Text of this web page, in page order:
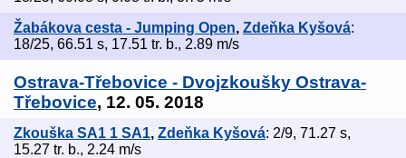
Žabákova cesta - Jumping Open, Zdeňka Kyšová:
18/25, 66.51 s, 17.51 tr. b., 2.89 m/s
Ostrava-Třebovice - Dvojzkoušky Ostrava-
Třebovice, 12. 05. 2018
Zkouška SA1 1 SA1, Zdeňka Kyšová: 2/9, 71.27 s,
15.27 tr. b., 2.24 m/s